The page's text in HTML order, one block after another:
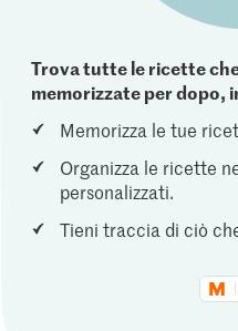
Trova tutte le ricette
memorizzate per dopo,
Memorizza le tue
Organizza le ricette
personalizzati.
Tieni traccia di ciò